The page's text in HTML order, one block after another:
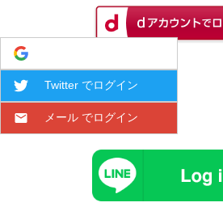
Twitter でログイン
メール でログイン